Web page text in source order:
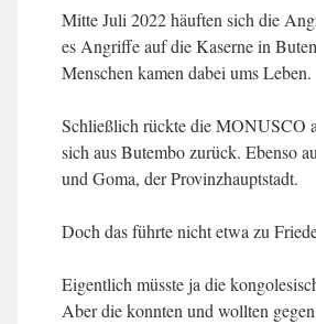
Mitte Juli 2022 häuften sich die
es Angriffe auf die Kaserne in
Menschen kamen dabei ums Leben.
Schließlich rückte die MONUSCO
sich aus Butembo zurück. Ebenso
und Goma, der Provinzhauptstadt.
Doch das führte nicht etwa zu
Eigentlich müsste ja die
Aber die konnten und wollten